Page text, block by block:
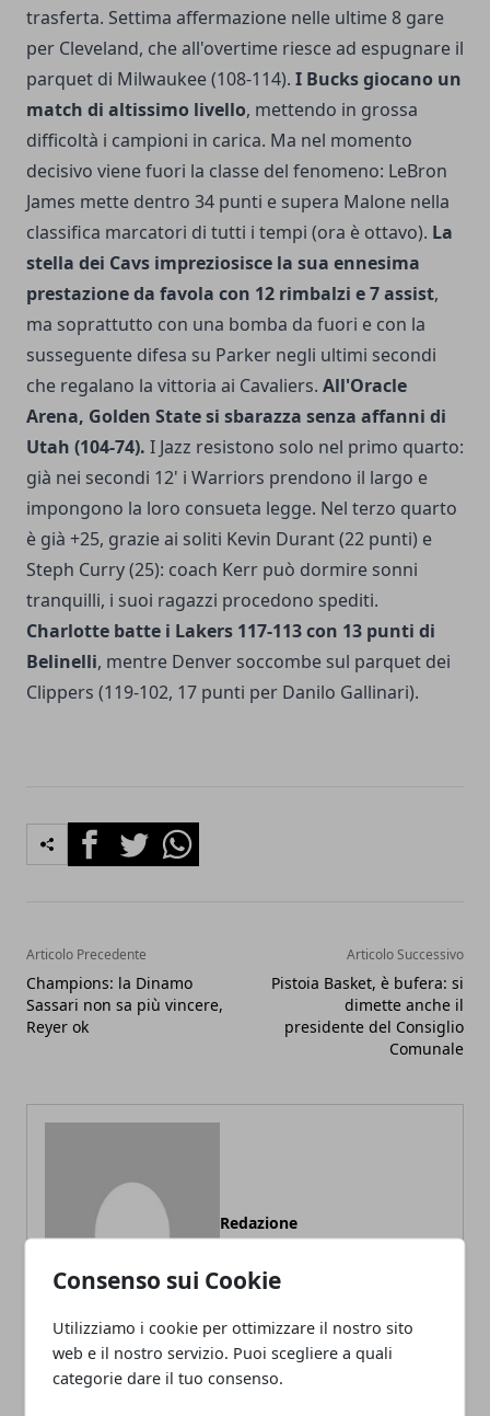
Consenso sui Cookie
Utilizziamo i cookie per ottimizzare il nostro sito
web e il nostro servizio. Puoi scegliere a quali
categorie dare il tuo consenso.
trasferta. Settima affermazione nelle ultime 8 gare
per Cleveland, che all'overtime riesce ad espugnare il
parquet di Milwaukee (108-114). I Bucks giocano un
match di altissimo livello, mettendo in grossa
difficoltà i campioni in carica. Ma nel momento
decisivo viene fuori la classe del fenomeno: LeBron
James mette dentro 34 punti e supera Malone nella
classifica marcatori di tutti i tempi (ora è ottavo). La
stella dei Cavs impreziosisce la sua ennesima
prestazione da favola con 12 rimbalzi e 7 assist,
ma soprattutto con una bomba da fuori e con la
susseguente difesa su Parker negli ultimi secondi
che regalano la vittoria ai Cavaliers. All'Oracle
Arena, Golden State si sbarazza senza affanni di
Utah (104-74). I Jazz resistono solo nel primo quarto:
già nei secondi 12' i Warriors prendono il largo e
impongono la loro consueta legge. Nel terzo quarto
è già +25, grazie ai soliti Kevin Durant (22 punti) e
Steph Curry (25): coach Kerr può dormire sonni
tranquilli, i suoi ragazzi procedono spediti.
Charlotte batte i Lakers 117-113 con 13 punti di
Belinelli, mentre Denver soccombe sul parquet dei
Clippers (119-102, 17 punti per Danilo Gallinari).
FacebookTwitterWhatsapp
Articolo Precedente
Champions: la Dinamo
Sassari non sa più vincere,
Reyer ok
Articolo Successivo
Pistoia Basket, è bufera: si
dimette anche il
presidente del Consiglio
Comunale
Redazione